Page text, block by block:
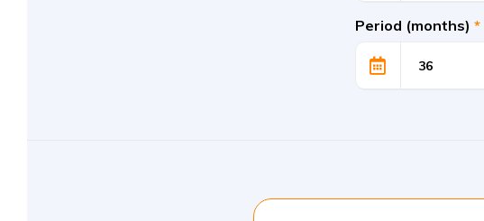
Period (months) *